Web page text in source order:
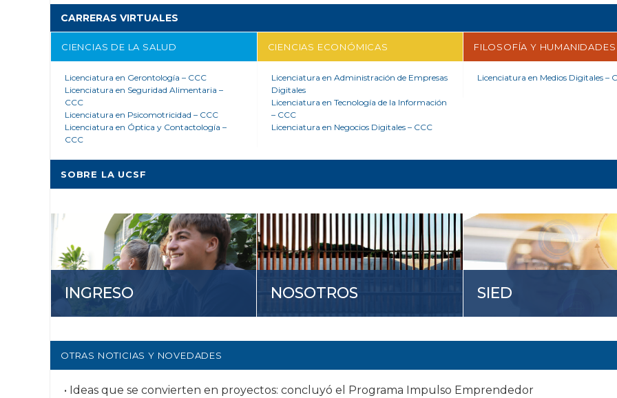
CARRERAS VIRTUALES
CIENCIAS DE LA SALUD
Licenciatura en Gerontología – CCC
Licenciatura en Seguridad Alimentaria –
CCC
Licenciatura en Psicomotricidad – CCC
Licenciatura en Óptica y Contactología –
CCC
CIENCIAS ECONÓMICAS
Licenciatura en Administración de Empresas
Digitales
Licenciatura en Tecnología de la Información
– CCC
Licenciatura en Negocios Digitales – CCC
FILOSOFÍA Y HUMANIDADES
Licenciatura en Medios Digitales –
SOBRE LA UCSF
INGRESO NOSOTROS SIED
OTRAS NOTICIAS Y NOVEDADES
• Ideas que se convierten en proyectos: concluyó el Programa Impulso Emprendedor